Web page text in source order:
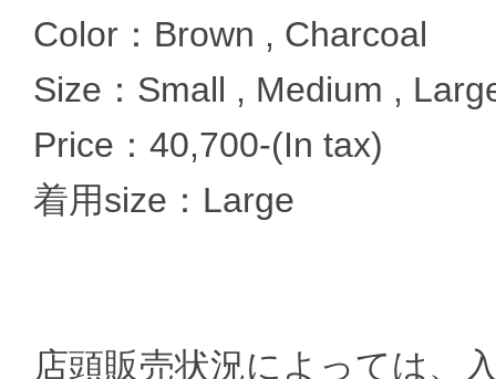
Color：Brown , Charcoal
Size：Small , Medium ,
Price：40,700-(In tax)
着用size：Large
店頭販売状況によっては、